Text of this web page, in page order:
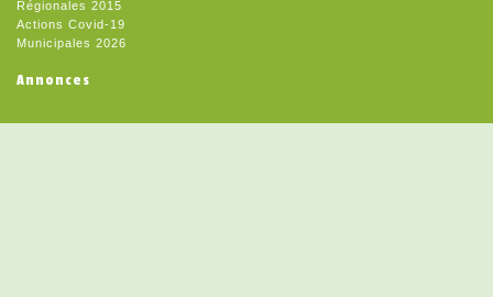
Régionales 2015
Actions Covid-19
Municipales 2026
Annonces